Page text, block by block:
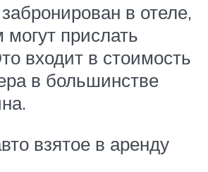
в отеле,
прислать
входит в стоимость
в большинстве
взятое в аренду